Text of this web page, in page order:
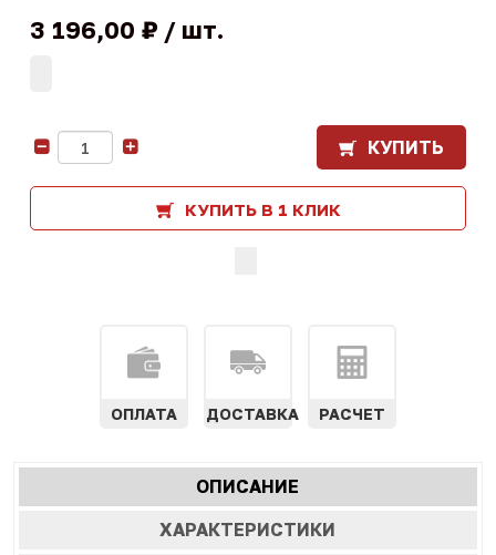
3 196,00 ₽ шт.
КУПИТЬ
КУПИТЬ В 1 КЛИК
ОПЛАТА ДОСТАВКА РАСЧЕТ
Характеристики
табы
ОПИСАНИЕ
ВКЛАДКА)
ХАРАКТЕРИСТИКИ